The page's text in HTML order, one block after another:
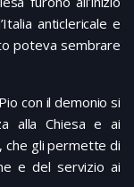
anticlericale e
poteva sembrare
con il demonio si
alla Chiesa e ai
che gli permette di
e del servizio ai